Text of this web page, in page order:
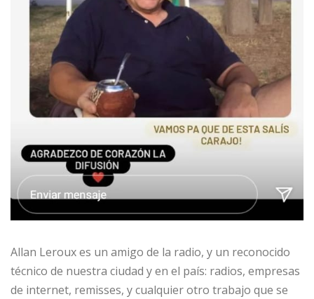
Allan Leroux es un amigo de la radio, y un reconocido
técnico de nuestra ciudad y en el país: radios, empresas
de internet, remisses, y cualquier otro trabajo que se